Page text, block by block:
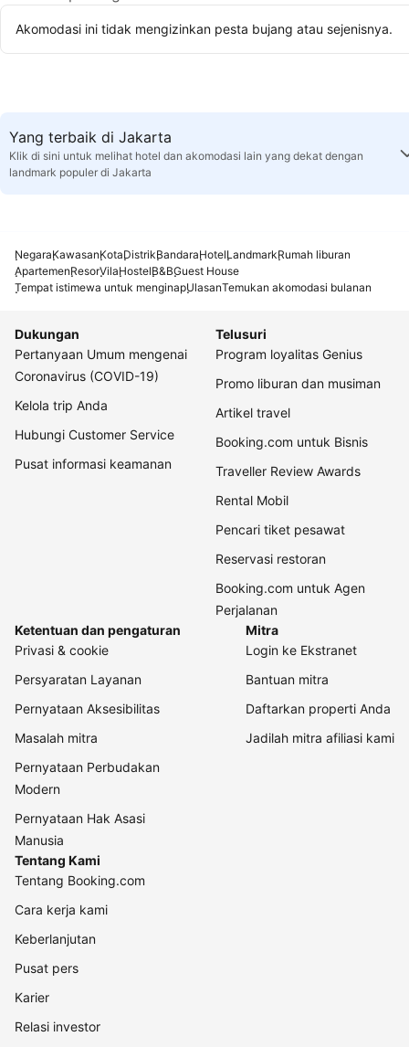
Akomodasi ini tidak mengizinkan pesta bujang atau sejenisnya.
Yang terbaik di Jakarta
Klik di sini untuk melihat hotel dan akomodasi lain yang dekat dengan
landmark populer di Jakarta
NegaraKawasanKotaDistrikBandaraHotelLandmarkRumah liburan
ApartemenResorVilaHostelB&BGuest House
Tempat istimewa untuk menginapUlasanTemukan akomodasi bulanan
Dukungan
Pertanyaan Umum mengenai
Coronavirus (COVID-19)
Kelola trip Anda
Hubungi Customer Service
Pusat informasi keamanan
Telusuri
Program loyalitas Genius
Promo liburan dan musiman
Artikel travel
Booking.com untuk Bisnis
Traveller Review Awards
Rental Mobil
Pencari tiket pesawat
Reservasi restoran
Booking.com untuk Agen
Perjalanan
Ketentuan dan pengaturan
Privasi & cookie
Persyaratan Layanan
Pernyataan Aksesibilitas
Masalah mitra
Pernyataan Perbudakan
Modern
Pernyataan Hak Asasi
Manusia
Mitra
Login ke Ekstranet
Bantuan mitra
Daftarkan properti Anda
Jadilah mitra afiliasi kami
Tentang Kami
Tentang Booking.com
Cara kerja kami
Keberlanjutan
Pusat pers
Karier
Relasi investor